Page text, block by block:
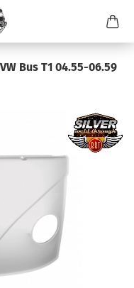
Bus T1 04.55-06.59